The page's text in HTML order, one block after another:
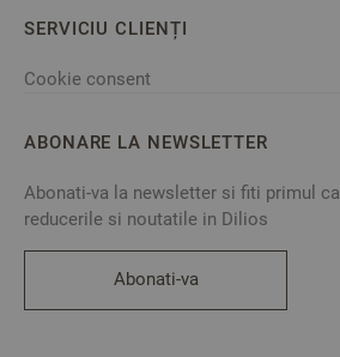
SERVICIU CLIENȚI
Cookie consent
ABONARE LA NEWSLETTER
Abonati-va la newsletter si fiti primul
reducerile si noutatile in Dilios
Abonati-va